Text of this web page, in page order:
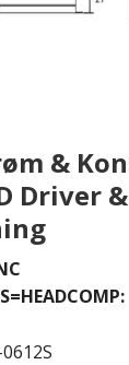
&
Driver &